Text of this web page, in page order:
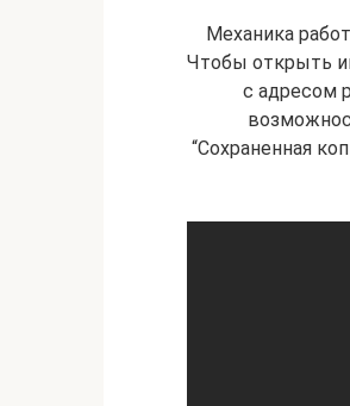
Механика
Чтобы открыть
с адресом
“Сохраненная